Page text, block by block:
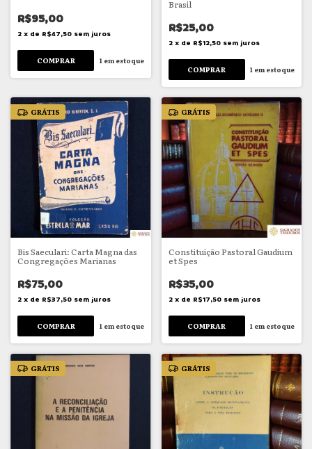
R$95,00
2 x de R$47,50 sem juros
1em estoque
Brasil
R$25,00
2 x de R$12,50 sem juros
1 em estoque
GRÁTIS
Bis Saeculari: Carta Magna das
Congregações Marianas
R$75,00
2 x de R$37,50 sem juros
1 em estoque
GRÁTIS
Constituição Pastoral Gaudium
et Spes
R$35,00
2 x de R$17,50 sem juros
1 em estoque
GRÁTIS GRÁTIS